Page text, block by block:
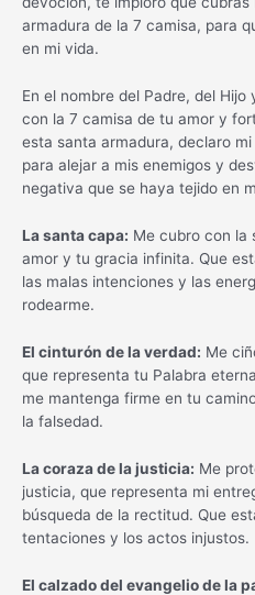
armadura de la 7 camisa, para
en mi vida.
En el nombre del Padre, del
con la 7 camisa de tu amor y
esta santa armadura, declaro
para alejar a mis enemigos y
negativa que se haya tejido en
La santa capa: Me cubro con la
amor y tu gracia infinita. Que
las malas intenciones y las
rodearme.
El cinturón de la verdad: Me
que representa tu Palabra
me mantenga firme en tu
la falsedad.
La coraza de la justicia: Me
justicia, que representa mi
búsqueda de la rectitud. Que
tentaciones y los actos injustos.
El calzado del evangelio de la